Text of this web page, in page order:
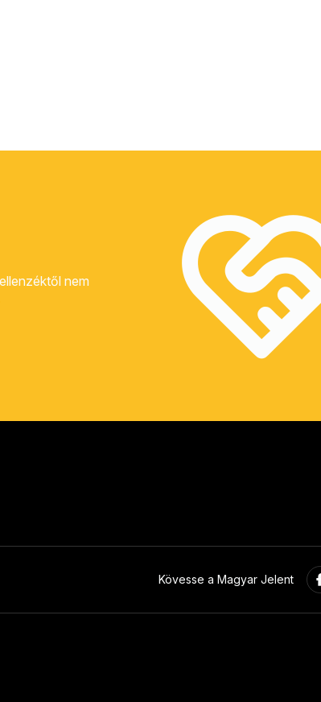
nem
Kövesse a Magyar Jelent